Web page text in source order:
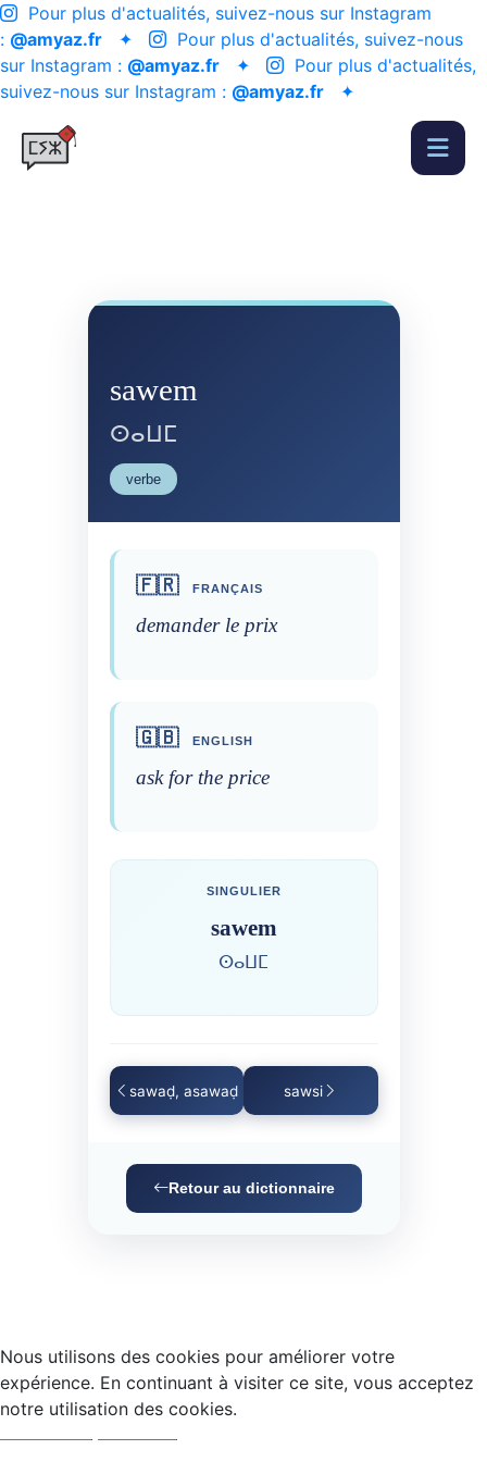
Pour plus d'actualités, suivez-nous sur Instagram
: @amyaz.fr ✦
Pour plus d'actualités, suivez-nous
sur Instagram : @amyaz.fr ✦
Pour plus d'actualités,
suivez-nous sur Instagram : @amyaz.fr ✦
sawem
ⵙⴰⵡⵎ
verbe
🇫🇷 FRANÇAIS
demander le prix
🇬🇧 ENGLISH
ask for the price
SINGULIER
sawem
ⵙⴰⵡⵎ
sawaḍ, asawaḍ sawsi
Retour au dictionnaire
Nous utilisons des cookies pour améliorer votre
expérience. En continuant à visiter ce site, vous acceptez
notre utilisation des cookies.